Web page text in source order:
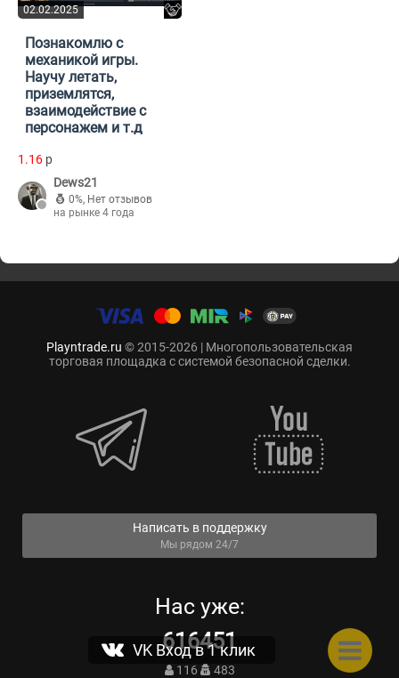
02.02.2025
Познакомлю с
механикой игры.
Научу летать,
приземлятся,
взаимодействие с
персонажем и т.д
1.16 p
Dews21
0%, Нет отзывов
на рынке 4 года
Playntrade.ru © 2015-2026 | Многопользовательская
торговая площадка с системой безопасной сделки.
Написать в поддержку
Мы рядом 24/7
Нас уже:
616451
116 483
VK Вход в 1 клик